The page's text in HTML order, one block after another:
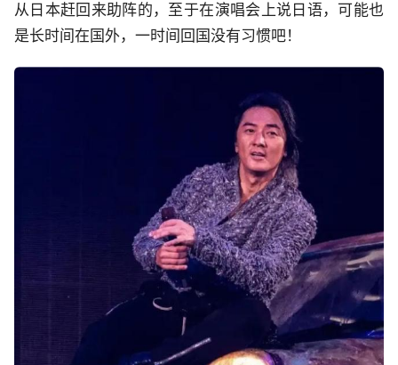
从日本赶回来助阵的，至于在演唱会上说日语，可能也
是长时间在国外，一时间回国没有习惯吧！